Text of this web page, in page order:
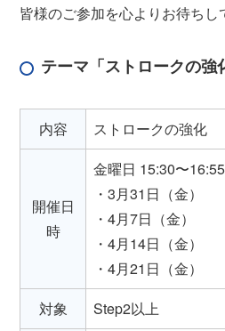
皆様のご参加を心よりお待ちし
テーマ「ストロークの
内容 ストロークの強化
開催日
時
金曜日 15:30〜16:55
・3月31日（金）
・4月7日（金）
・4月14日（金）
・4月21日（金）
対象
Step2以上